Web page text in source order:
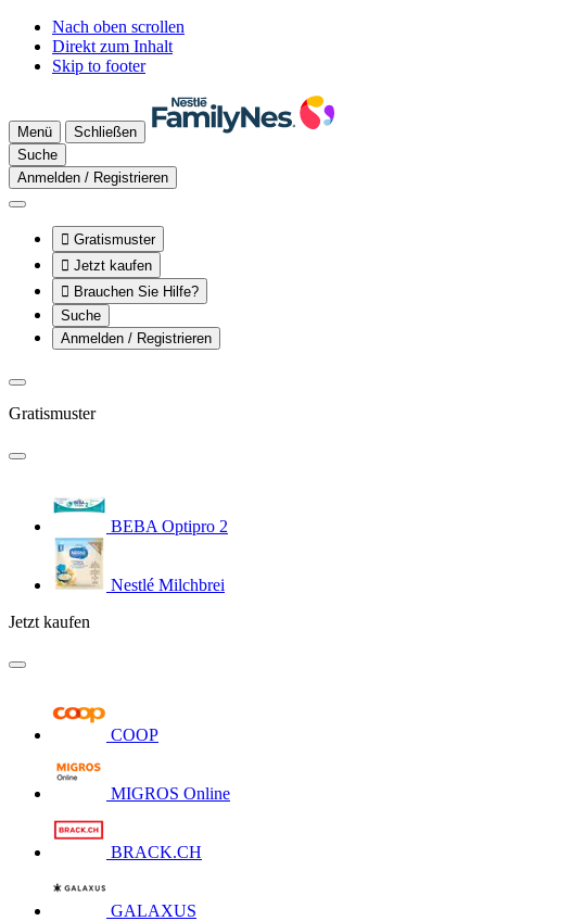
Nach oben scrollen
Direkt zum Inhalt
Skip to footer
Menü
Schließen
Suche
Anmelden / Registrieren
 Gratismuster
 Jetzt kaufen
 Brauchen Sie Hilfe?
Suche
Anmelden / Registrieren
Gratismuster
BEBA Optipro 2
Nestlé Milchbrei
Jetzt kaufen
COOP
MIGROS Online
BRACK.CH
GALAXUS